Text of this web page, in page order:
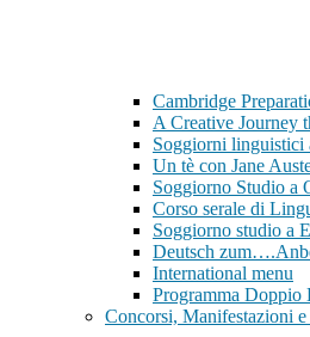
Cambridge
A Creative Journey
Soggiorni linguistici
Un tè con Jane
Soggiorno Studio a
Corso serale di
Soggiorno studio a
Deutsch
International menu
Programma Doppio
Concorsi, Manifestazioni